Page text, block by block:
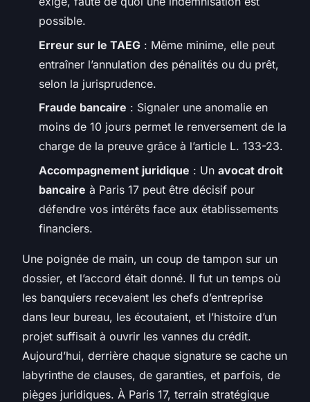
possible.
Erreur sur le TAEG : Même minime, elle peut
entraîner l’annulation des pénalités ou du prêt,
selon la jurisprudence.
Fraude bancaire : Signaler une anomalie en
moins de 10 jours permet le renversement de la
charge de la preuve grâce à l’article L. 133-23.
Accompagnement juridique : Un avocat droit
bancaire à Paris 17 peut être décisif pour
défendre vos intérêts face aux établissements
financiers.
Une poignée de main, un coup de tampon sur un
dossier, et l’accord était donné. Il fut un temps où
les banquiers recevaient les chefs d’entreprise
dans leur bureau, les écoutaient, et l’histoire d’un
projet suffisait à ouvrir les vannes du crédit.
Aujourd’hui, derrière chaque signature se cache un
labyrinthe de clauses, de garanties, et parfois, de
pièges juridiques. À Paris 17, terrain stratégique